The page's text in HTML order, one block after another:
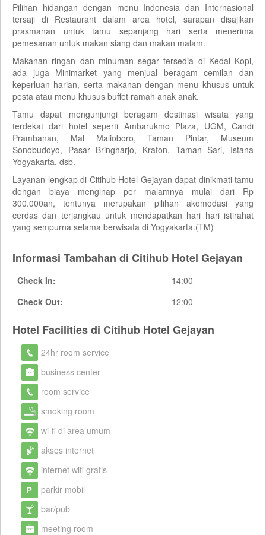
Pilihan hidangan dengan menu Indonesia dan Internasional
tersaji di Restaurant dalam area hotel, sarapan disajikan
prasmanan untuk tamu sepanjang hari serta menerima
pemesanan untuk makan siang dan makan malam.
Makanan ringan dan minuman segar tersedia di Kedai Kopi,
ada juga Minimarket yang menjual beragam cemilan dan
keperluan harian, serta makanan dengan menu khusus untuk
pesta atau menu khusus buffet ramah anak anak.
Tamu dapat mengunjungi beragam destinasi wisata yang
terdekat dari hotel seperti Ambarukmo Plaza, UGM, Candi
Prambanan, Mal Malioboro, Taman Pintar, Museum
Sonobudoyo, Pasar Bringharjo, Kraton, Taman Sari, Istana
Yogyakarta, dsb.
Layanan lengkap di Citihub Hotel Gejayan dapat dinikmati tamu
dengan biaya menginap per malamnya mulai dari Rp
300.000an, tentunya merupakan pilihan akomodasi yang
cerdas dan terjangkau untuk mendapatkan hari hari istirahat
yang sempurna selama berwisata di Yogyakarta.(TM)
Informasi Tambahan di Citihub Hotel Gejayan
Check In:
14:00
Check Out:
12:00
Hotel Facilities di Citihub Hotel Gejayan
24hr room service
business center
room service
smoking room
wi-fi di area umum
akses internet
internet wifi gratis
parkir mobil
bar/pub
meeting room